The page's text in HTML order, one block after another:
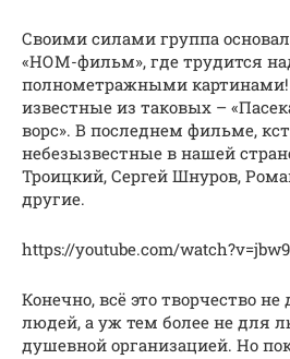
Своими силами группа
«НОМ-фильм», где трудится
полнометражными картинами!
известные из таковых –
ворс». В последнем фильме,
небезызвестные в нашей
Троицкий, Сергей Шнуров,
другие.
https://youtube.com/
Конечно, всё это творчество
людей, а уж тем более не для
душевной организацией. Но